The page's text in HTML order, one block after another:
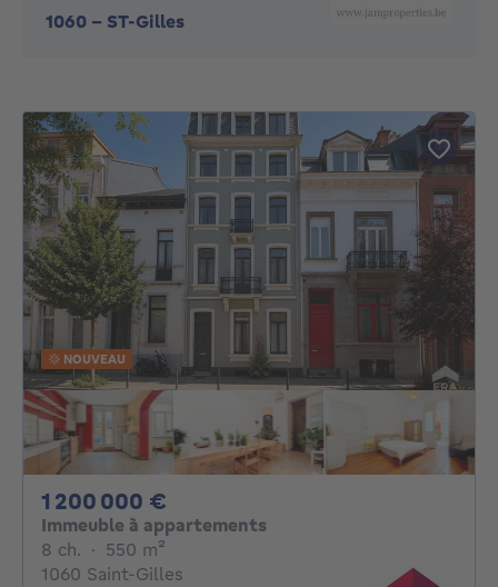
1060 - ST-Gilles
NOUVEAU
1 200 000 €
Immeuble à appartements
8 ch. 8 chambres
· 550 m²
1060 Saint-Gilles